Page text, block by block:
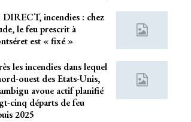
incendies : chez
le feu prescrit à
est « fixé »
les incendies dans lequel
ouest des Etats-Unis,
avoue actif planifié
cinq départs de feu
2025